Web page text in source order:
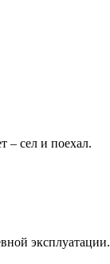
– сел и поехал.
эксплуатации.